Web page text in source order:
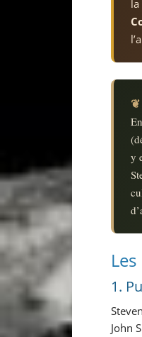
la
❦
y
1.
John